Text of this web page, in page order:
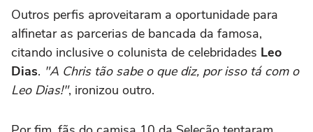
Outros perfis aproveitaram a oportunidade para
alfinetar as parcerias de bancada da famosa,
citando inclusive o colunista de celebridades Leo
Dias. "A Chris tão sabe o que diz, por isso tá com o
Leo Dias!", ironizou outro.